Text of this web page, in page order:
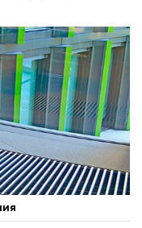
Carrera М,С
решеткой для
110 180.2000